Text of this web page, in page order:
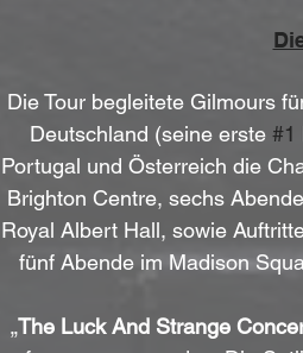
Die Tour begleitete Gilmours
Deutschland (seine erste #1
Portugal und Österreich die
Brighton Centre, sechs
Royal Albert Hall, sowie
fünf Abende im Madison
„The Luck And Strange